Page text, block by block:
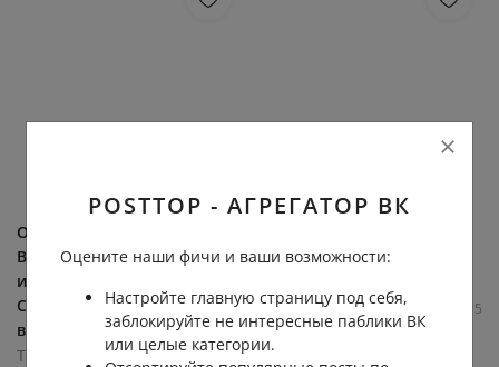
Они прилетели... 👽
Выставка "Корпорация
инопланетян" в Кургане! 📍
С 13 августа по 13 сентября
в ТРЦ "Гиперсити",...
Типичный курган
Фото: Старый Курган
13.3К 0.1К 5
POSTTOP - АГРЕГАТОР ВК
Оцените наши фичи и ваши возможности:
Настройте главную страницу под себя,
заблокируйте не интересные паблики ВК
или целые категории.